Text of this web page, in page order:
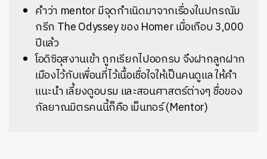
คำว่า mentor มีจุดกำเนิดมาจากเรื่องในปกรณัม
กรีก The Odyssey ของ Homer เมื่อเกือบ 3,000
ปีแล้ว
โอดิซิอุสงานเข้า ถูกเรียกไปออกรบ จึงฝากลูกฝาก
เมืองไว้กับเพื่อนที่ไว้เนื้อเชื่อใจให้เป็นคนดูแล ให้คำ
แนะนำ เลี้ยงดูอบรม และสอนศาสตร์ต่างๆ ชื่อของ
กัลยาณมิตรคนนี้ก็คือ เม็นทอร์ (Mentor)